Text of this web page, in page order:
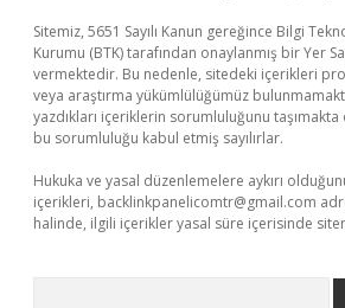
Sitemiz, 5651 Sayılı Kanun gereğince Bilgi
Kurumu (BTK) tarafından onaylanmış bir Yer
vermektedir. Bu nedenle, sitedeki içerikleri
veya araştırma yükümlülüğümüz
yazdıkları içeriklerin sorumluluğunu
bu sorumluluğu kabul etmiş sayılırlar.
Hukuka ve yasal düzenlemelere aykırı
içerikleri, backlinkpanelicomtr@gmail.com
halinde, ilgili içerikler yasal süre içerisinde